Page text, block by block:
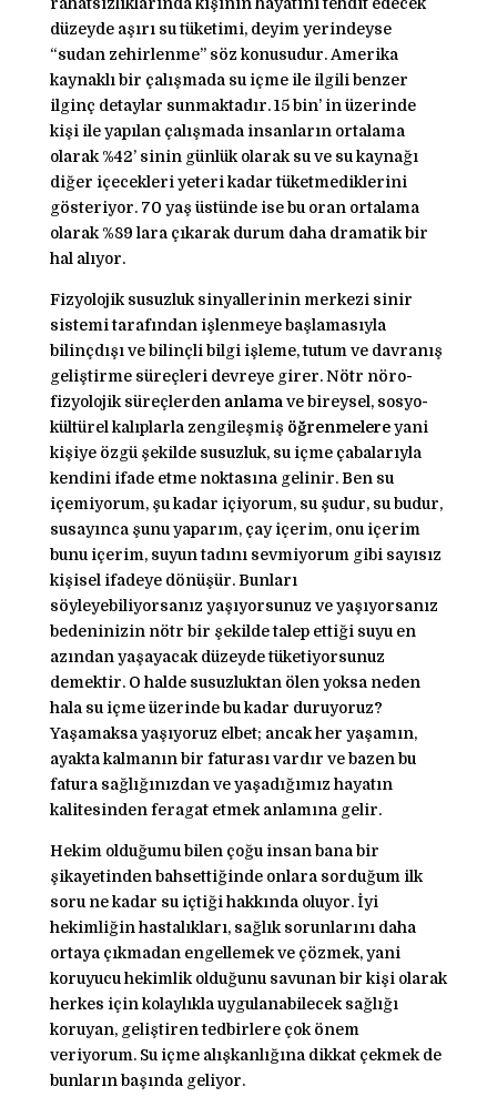
düzeyde aşırı su tüketimi, deyim yerindeyse
“sudan zehirlenme” söz konusudur. Amerika
kaynaklı bir çalışmada su içme ile ilgili benzer
ilginç detaylar sunmaktadır. 15 bin’ in üzerinde
kişi ile yapılan çalışmada insanların ortalama
olarak %42’ sinin günlük olarak su ve su kaynağı
diğer içecekleri yeteri kadar tüketmediklerini
gösteriyor. 70 yaş üstünde ise bu oran ortalama
olarak %89 lara çıkarak durum daha dramatik bir
hal alıyor.
Fizyolojik susuzluk sinyallerinin merkezi sinir
sistemi tarafından işlenmeye başlamasıyla
bilinçdışı ve bilinçli bilgi işleme, tutum ve davranış
geliştirme süreçleri devreye girer. Nötr nöro-
fizyolojik süreçlerden anlama ve bireysel, sosyo-
kültürel kalıplarla zengileşmiş öğrenmelereyani
kişiye özgü şekilde susuzluk, su içme çabalarıyla
kendini ifade etme noktasına gelinir. Ben su
içemiyorum, şu kadar içiyorum, su şudur, su budur,
susayınca şunu yaparım, çay içerim, onu içerim
bunu içerim, suyun tadını sevmiyorum gibi sayısız
kişisel ifadeye dönüşür. Bunları
söyleyebiliyorsanız yaşıyorsunuz ve yaşıyorsanız
bedeninizin nötr bir şekilde talep ettiği suyu en
azından yaşayacak düzeyde tüketiyorsunuz
demektir. O halde susuzluktan ölen yoksa neden
hala su içme üzerinde bu kadar duruyoruz?
Yaşamaksa yaşıyoruz elbet; ancak her yaşamın,
ayakta kalmanın bir faturası vardır ve bazen bu
fatura sağlığınızdan ve yaşadığımız hayatın
kalitesinden feragat etmek anlamına gelir.
Hekim olduğumu bilen çoğu insan bana bir
şikayetinden bahsettiğinde onlara sorduğum ilk
soru ne kadar su içtiği hakkında oluyor. İyi
hekimliğin hastalıkları, sağlık sorunlarını daha
ortaya çıkmadan engellemek ve çözmek, yani
koruyucu hekimlik olduğunu savunan bir kişi olarak
herkes için kolaylıkla uygulanabilecek sağlığı
koruyan, geliştiren tedbirlere çok önem
veriyorum. Su içme alışkanlığına dikkat çekmek de
bunların başında geliyor.